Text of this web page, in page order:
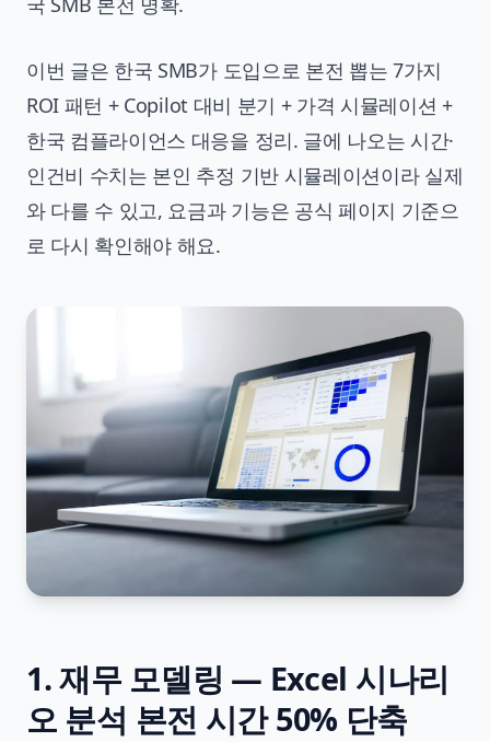
이번 글은 한국 SMB가 도입으로 본전 뽑는 7가지
ROI 패턴 + Copilot 대비 분기 + 가격 시뮬레이션 +
한국 컴플라이언스 대응을 정리. 글에 나오는 시간·
인건비 수치는 본인 추정 기반 시뮬레이션이라 실제
와 다를 수 있고, 요금과 기능은 공식 페이지 기준으
로 다시 확인해야 해요.
1. 재무 모델링 — Excel 시나리
오 분석 본전 시간 50% 단축